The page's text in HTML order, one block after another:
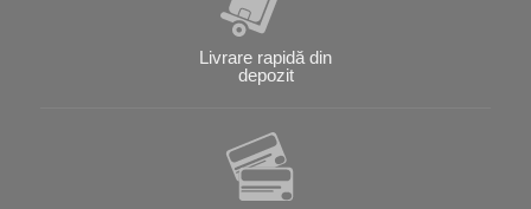
Livrare rapidă din
depozit